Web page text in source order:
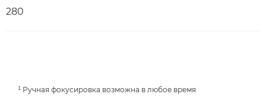
280
¹ Ручная фокусировка возможна в любое время